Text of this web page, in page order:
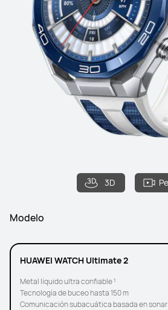
3D
Modelo
HUAWEI WATCH Ultimate 2
Metal líquido ultra confiable ¹
Tecnología de buceo hasta 150 m
Comunicación subacuática basada en sonar